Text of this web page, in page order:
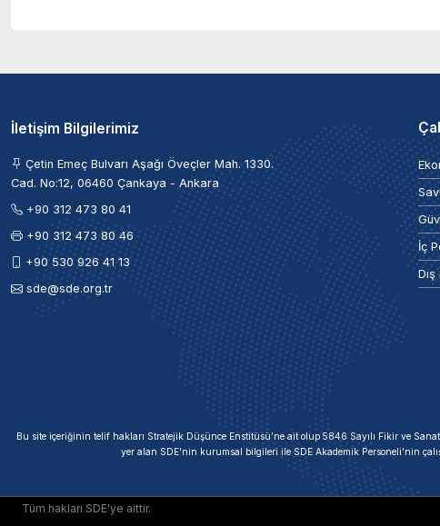
İletişim Bilgilerimiz
Çetin Emeç Bulvarı Aşağı Öveçler Mah. 1330.
Cad. No:12, 06460 Çankaya - Ankara
+90 312 473 80 41
+90 312 473 80 46
+90 530 926 41 13
sde@sde.org.tr
İç
Bu site içeriğinin telif hakları Stratejik Düşünce Enstitüsü’ne ait olup 5846 Sayılı Fikir ve
yer alan SDE'nin kurumsal bilgileri ile SDE Akademik Personeli'nin
Tüm hakları SDE'ye aittir.